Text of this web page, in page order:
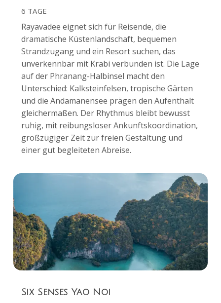
6 TAGE
Rayavadee eignet sich für Reisende, die
dramatische Küstenlandschaft, bequemen
Strandzugang und ein Resort suchen, das
unverkennbar mit Krabi verbunden ist. Die Lage
auf der Phranang-Halbinsel macht den
Unterschied: Kalksteinfelsen, tropische Gärten
und die Andamanensee prägen den Aufenthalt
gleichermaßen. Der Rhythmus bleibt bewusst
ruhig, mit reibungsloser Ankunftskoordination,
großzügiger Zeit zur freien Gestaltung und
einer gut begleiteten Abreise.
Six Senses Yao Noi